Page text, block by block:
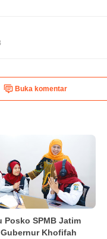
Buka komentar
Posko SPMB Jatim
Gubernur Khofifah